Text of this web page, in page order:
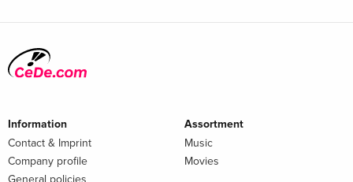
Information
Contact & Imprint
Company profile
Assortment
Music
Movies